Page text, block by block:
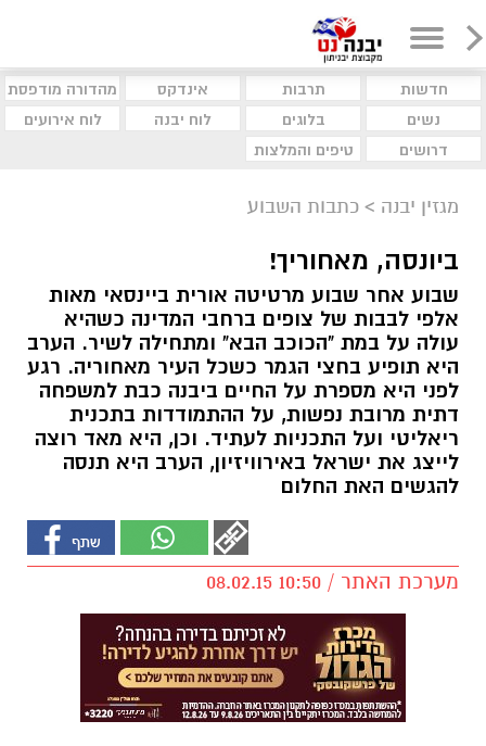
חדשות תרבות אינדקס
מהדורה מודפסת
נשים
בלוגים לוח יבנה
לוח אירועים
דרושים
טיפים והמלצות
מגזין יבנה > כתבות השבוע
ביונסה, מאחוריך!
שבוע אחר שבוע מרטיטה אורית ביינסאי מאות
אלפי לבבות של צופים ברחבי המדינה כשהיא
עולה על במת "הכוכב הבא" ומתחילה לשיר. הערב
היא תופיע בחצי הגמר כשכל העיר מאחוריה. רגע
לפני היא מספרת על החיים ביבנה כבת למשפחה
דתית מרובת נפשות, על ההתמודדות בתכנית
ריאליטי ועל התכניות לעתיד. וכן, היא מאד רוצה
לייצג את ישראל באירוויזיון, הערב היא תנסה
להגשים האת החלום
מערכת האתר / 10:50 08.02.15